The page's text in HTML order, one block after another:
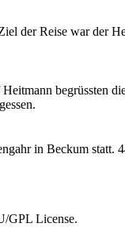
der Reise war der
begrüssten
in Beckum statt.
GPL License.